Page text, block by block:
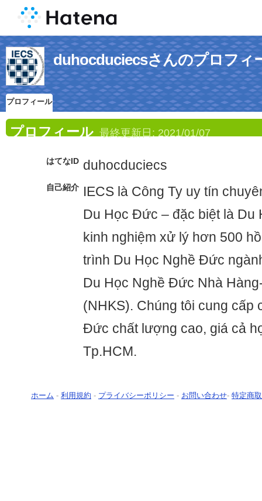
duhocduciecsさんのプロフィ
プロフィール
プロフィール 最終更新日: 2021/01/07
はてなID duhocduciecs
自己紹介 IECS là Công Ty uy tín
Du Học Đức – đặc biệt là
kinh nghiệm xử lý hơn 500
trình Du Học Nghề Đức
Du Học Nghề Đức Nhà
(NHKS). Chúng tôi cung cấp
Đức chất lượng cao, giá cả
Tp.HCM.
ホーム - 利用規約 - プライバシーポリシー - お問い合わせ- 特定商